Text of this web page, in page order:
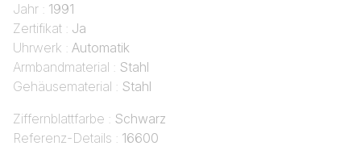
Jahr : 1991
Zertifikat : Ja
Uhrwerk : Automatik
Armbandmaterial : Stahl
Gehäusematerial : Stahl
Ziffernblattfarbe : Schwarz
Referenz-Details : 16600